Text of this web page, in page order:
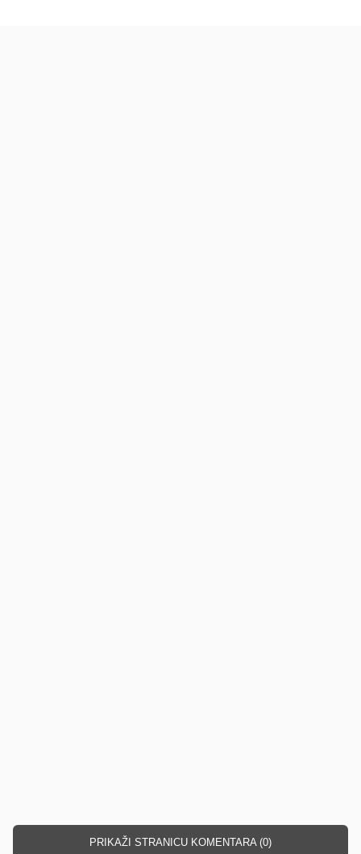
PRIKAŽI STRANICU KOMENTARA (0)